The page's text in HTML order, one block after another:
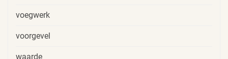
voegwerk
voorgevel
waarde